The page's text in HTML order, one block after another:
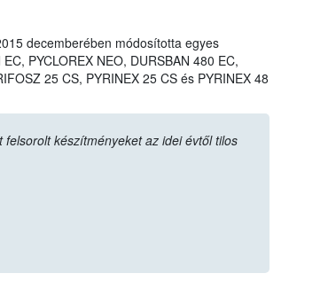
decemberében módosította egyes
PYCLOREX NEO, DURSBAN 480 EC,
25 CS, PYRINEX 25 CS és PYRINEX 48
készítményeket az idei évtől tilos